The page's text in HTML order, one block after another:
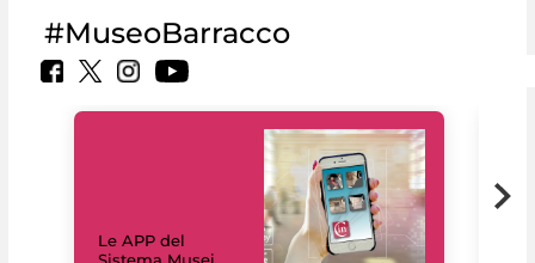
#MuseoBarracco
Le APP del